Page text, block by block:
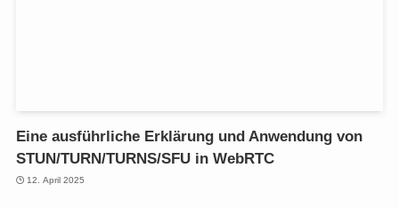
Eine ausführliche Erklärung und Anwendung von
STUN/TURN/TURNS/SFU in WebRTC
12. April 2025